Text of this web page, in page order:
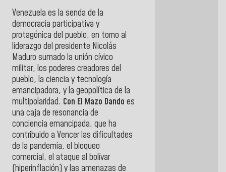
Venezuela es la senda de la
democracia participativa y
protagónica del pueblo, en torno al
liderazgo del presidente Nicolás
Maduro sumado la unión cívico
militar, los poderes creadores del
pueblo, la ciencia y tecnología
emancipadora, y la geopolítica de la
multipolaridad. Con El Mazo Dando es
una caja de resonancia de
conciencia emancipada, que ha
contribuido a Vencer las dificultades
de la pandemia, el bloqueo
comercial, el ataque al bolívar
(hiperinflación) y las amenazas de